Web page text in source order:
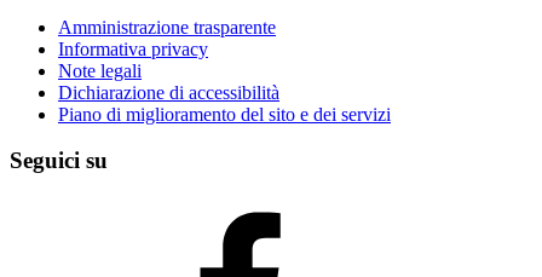
Amministrazione trasparente
Informativa privacy
Note legali
Dichiarazione di accessibilità
Piano di miglioramento del sito e dei servizi
Seguici su